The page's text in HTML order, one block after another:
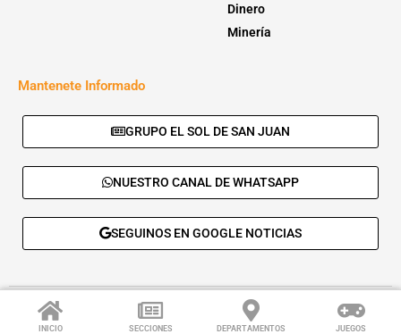
INICIO SECCIONES DEPARTAMENTOS JUEGOS
Dinero
Minería
Mantenete Informado
GRUPO EL SOL DE SAN JUAN
NUESTRO CANAL DE WHATSAPP
SEGUINOS EN GOOGLE NOTICIAS
© 2026 - El Sol de San Juan. Todos los derechos reservados. |
Desarrolla:
Daskalos Solutions